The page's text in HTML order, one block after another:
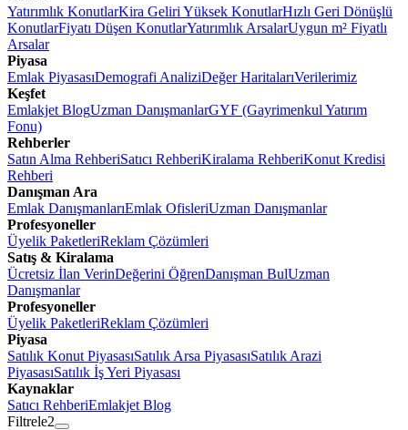
Yatırımlık KonutlarKira Geliri Yüksek KonutlarHızlı Geri Dönüşlü
KonutlarFiyatı Düşen KonutlarYatırımlık ArsalarUygun m² Fiyatlı
Arsalar
Piyasa
Emlak PiyasasıDemografi AnaliziDeğer HaritalarıVerilerimiz
Keşfet
Emlakjet BlogUzman DanışmanlarGYF (Gayrimenkul Yatırım
Fonu)
Rehberler
Satın Alma RehberiSatıcı RehberiKiralama RehberiKonut Kredisi
Rehberi
Danışman Ara
Emlak DanışmanlarıEmlak OfisleriUzman Danışmanlar
Profesyoneller
Üyelik PaketleriReklam Çözümleri
Satış & Kiralama
Ücretsiz İlan VerinDeğerini ÖğrenDanışman BulUzman
Danışmanlar
Profesyoneller
Üyelik PaketleriReklam Çözümleri
Piyasa
Satılık Konut PiyasasıSatılık Arsa PiyasasıSatılık Arazi
PiyasasıSatılık İş Yeri Piyasası
Kaynaklar
Satıcı RehberiEmlakjet Blog
Filtrele2